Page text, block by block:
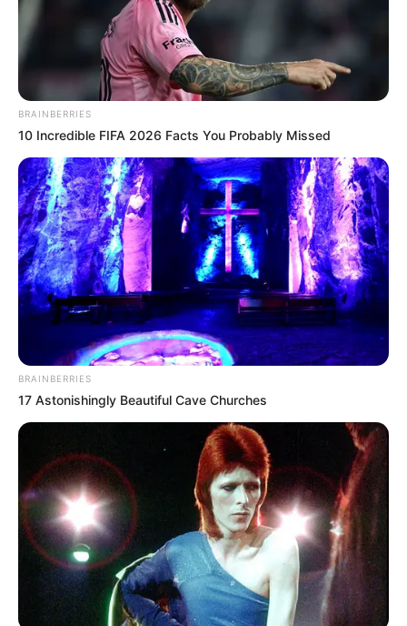
LIHAT ARTIKEL LAINNYA
10 Universitas Terbaik di
Surabaya, Jadi Incaran
Calon Mahasiswa
Sejarah Bataviasche
Nouvelles, Koran Pertama
yang Terbit di Indonesia
Menguasai Afghanistan
Pelaut Muslim yang
Dicitrakan Negatif oleh
Dunia Barat
BRAINBERRIES
10 Incredible FIFA 2026 Facts You Probably Missed
BRAINBERRIES
17 Astonishingly Beautiful Cave Churches